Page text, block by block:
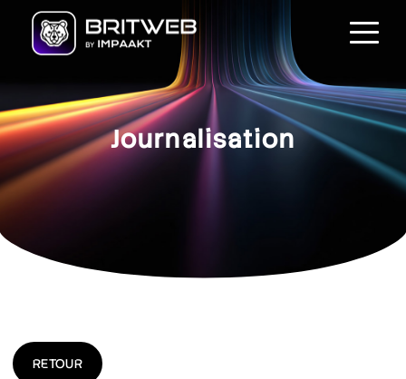
Journalisation
RETOUR